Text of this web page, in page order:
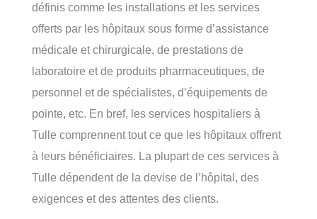
définis comme les installations et les services
offerts par les hôpitaux sous forme d’assistance
médicale et chirurgicale, de prestations de
laboratoire et de produits pharmaceutiques, de
personnel et de spécialistes, d’équipements de
pointe, etc. En bref, les services hospitaliers à
Tulle comprennent tout ce que les hôpitaux offrent
à leurs bénéficiaires. La plupart de ces services à
Tulle dépendent de la devise de l’hôpital, des
exigences et des attentes des clients.